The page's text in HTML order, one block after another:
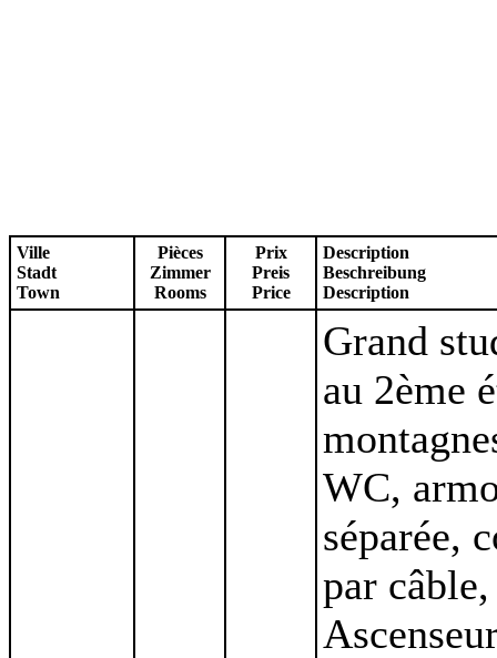
Ville
Stadt
Town
Pièces
Zimmer
Rooms
Prix
Preis
Price
Description
Beschreibung
Description
Grand
au 2ème
WC,
séparée,
par